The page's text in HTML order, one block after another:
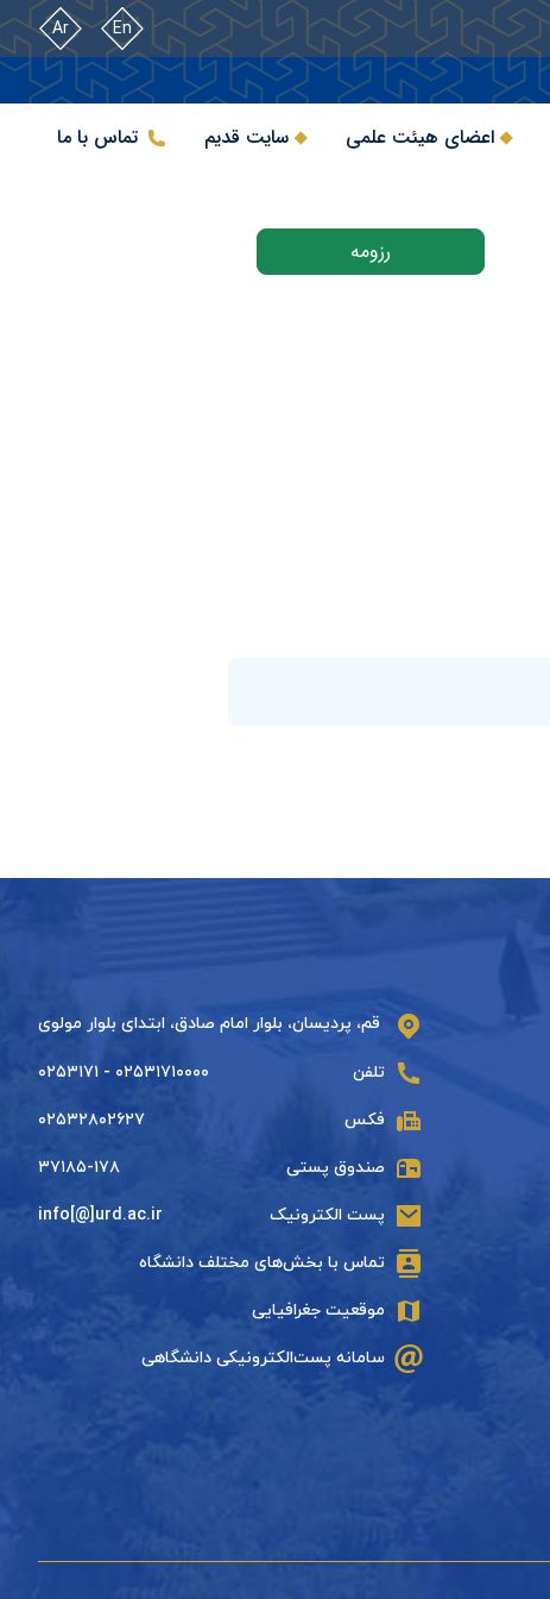
En
Ar
اعضای هیئت علمی سایت قدیم تماس با ما
رزومه
قم، پردیسان، بلوار امام صادق، ابتدای بلوار مولوی
تلفن ۰۲۵۳۱۷۱۰۰۰۰ - ۰۲۵۳۱۷۱
فکس ۰۲۵۳۲۸۰۲۶۲۷
صندوق پستی ۳۷۱۸۵-۱۷۸
پست الکترونیک info[@]urd.ac.ir
تماس با بخش‌های مختلف دانشگاه
موقعیت جغرافیایی
سامانه پست‌الکترونیکی دانشگاهی